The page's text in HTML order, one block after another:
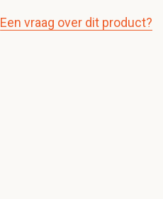
Een vraag over dit product?